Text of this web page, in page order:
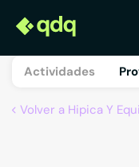
Actividades
Volver a Hipica Y